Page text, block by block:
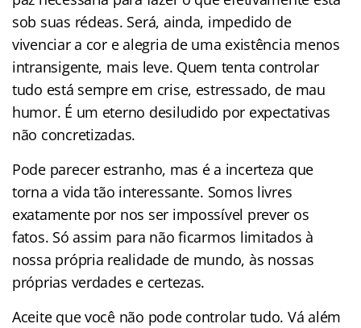
sob suas rédeas. Será, ainda, impedido de
vivenciar a cor e alegria de uma existência menos
intransigente, mais leve. Quem tenta controlar
tudo está sempre em crise, estressado, de mau
humor. É um eterno desiludido por expectativas
não concretizadas.
Pode parecer estranho, mas é a incerteza que
torna a vida tão interessante. Somos livres
exatamente por nos ser impossível prever os
fatos. Só assim para não ficarmos limitados à
nossa própria realidade de mundo, às nossas
próprias verdades e certezas.
Aceite que você não pode controlar tudo. Vá além